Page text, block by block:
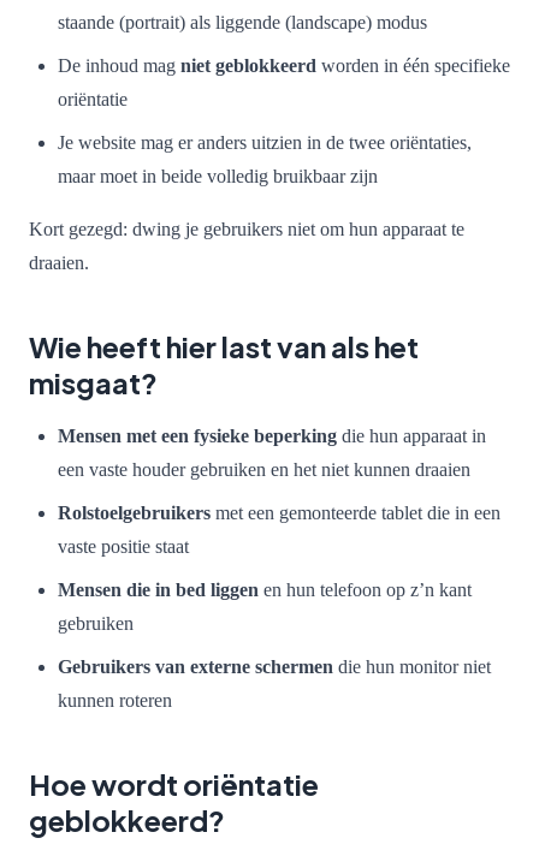
staande (portrait) als liggende (landscape) modus
De inhoud mag niet geblokkeerd worden in één specifieke
oriëntatie
Je website mag er anders uitzien in de twee oriëntaties,
maar moet in beide volledig bruikbaar zijn
Kort gezegd: dwing je gebruikers niet om hun apparaat te
draaien.
Wie heeft hier last van als het
misgaat?
Mensen met een fysieke beperking die hun apparaat in
een vaste houder gebruiken en het niet kunnen draaien
Rolstoelgebruikers met een gemonteerde tablet die in een
vaste positie staat
Mensen die in bed liggen en hun telefoon op z’n kant
gebruiken
Gebruikers van externe schermen die hun monitor niet
kunnen roteren
Hoe wordt oriëntatie
geblokkeerd?